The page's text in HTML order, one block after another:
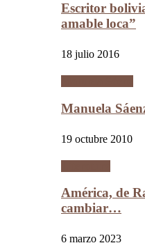
Escritor
amable loca”
18 julio 2016
Manuela
19 octubre 2010
América, de
cambiar…
6 marzo 2023